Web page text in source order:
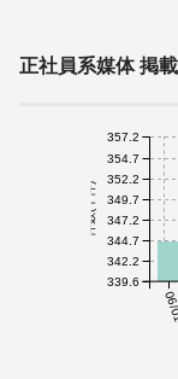
正社員系媒体 掲
件数(千件)
339.6
342.2
344.7
347.2
349.7
352.2
354.7
357.2